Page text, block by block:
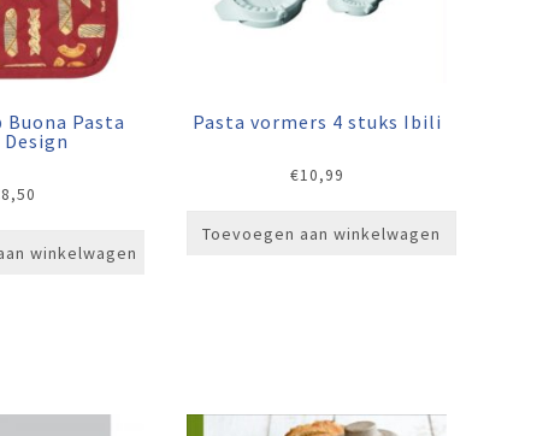
Buona Pasta
Design
8,50
winkelwagen
Pasta vormers 4 stuks Ibili
€10,99
Toevoegen aan winkelwagen